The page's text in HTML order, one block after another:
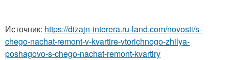
Источник: https://dizajn-interera.ru-land.com/novosti/s-
chego-nachat-remont-v-kvartire-vtorichnogo-zhilya-
poshagovo-s-chego-nachat-remont-kvartiry